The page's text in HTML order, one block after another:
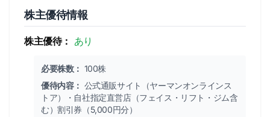
株主優待情報
株主優待： あり
必要株数： 100株
優待内容： 公式通販サイト（ヤーマンオンラインス
トア）・自社指定直営店（フェイス・リフト・ジム含
む）割引券（5,000円分）